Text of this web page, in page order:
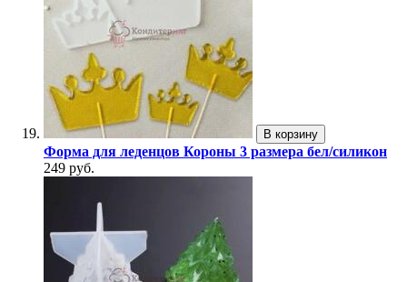
В корзину
Форма для леденцов Короны 3 размера бел/силикон
249 руб.